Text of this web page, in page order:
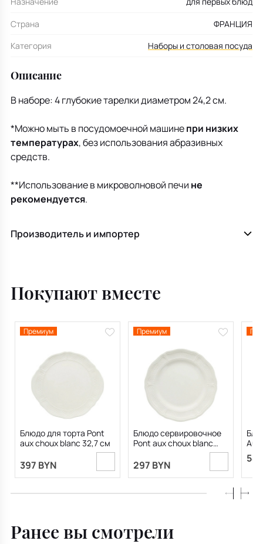
Страна
ФРАНЦИЯ
Категория
Наборы и столовая посуда
Описание
В наборе: 4 глубокие тарелки диаметром 24,2 см.
*Можно мыть в посудомоечной машинепри низких
температурах, без использования абразивных
средств.
**Использование в микроволновой печи не
рекомендуется.
Производитель и импортер
Покупают вместе
Премиум
Блюдо для торта Pont
aux choux blanc 32,7 см
397 BYN
Премиум
Блюдо сервировочное
Pont aux choux blanc
297 BYN
Aux
Ранее вы смотрели